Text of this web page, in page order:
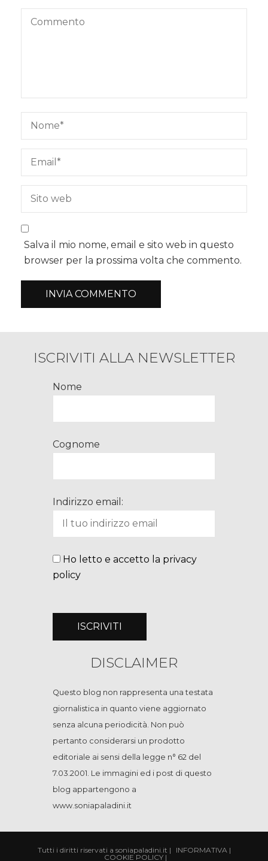
Salva il mio nome, email e sito web in questo
browser per la prossima volta che commento.
ISCRIVITI ALLA NEWSLETTER
Nome
Cognome
Indirizzo email:
Ho letto e accetto la privacy
policy
DISCLAIMER
Questo blog non rappresenta una testata
giornalistica in quanto viene aggiornato
senza alcuna periodicità. Non può
pertanto considerarsi un prodotto
editoriale ai sensi della legge n° 62 del
7.03.2001. Le immagini ed i post di questo
blog appartengono a
www.soniapaladini.it
Tutti i diritti riservati a soniapaladini.it | INFORMATIVA |
COOKIE POLICY |